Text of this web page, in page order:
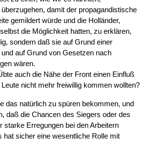
damit der propagandistische
gemildert würde und die Holländer,
die Möglichkeit hatten, zu erklären,
sondern daß sie auf Grund einer
auf Grund von Gesetzen nach
wären.
auch die Nähe der Front einen Einfluß
nicht mehr freiwillig kommen wollten?
das natürlich zu spüren bekommen, und
daß die Chancen des Siegers oder des
starke Erregungen bei den Arbeitern
hat sicher eine wesentliche Rolle mit